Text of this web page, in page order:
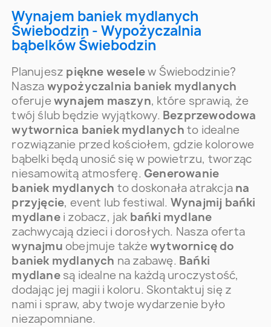
Wynajem baniek mydlanych
Świebodzin - Wypożyczalnia
bąbelków Świebodzin
Planujesz piękne weselew Świebodzinie?
Nasza wypożyczalnia baniek mydlanych
oferujewynajem maszyn, które sprawią, że
twój ślub będzie wyjątkowy. Bezprzewodowa
wytwornica baniek mydlanych to idealne
rozwiązanie przed kościołem, gdzie kolorowe
bąbelki będą unosić się w powietrzu, tworząc
niesamowitą atmosferę.Generowanie
baniek mydlanych to doskonała atrakcja na
przyjęcie, event lub festiwal. Wynajmij bańki
mydlanei zobacz, jak bańki mydlane
zachwycają dzieci i dorosłych. Nasza oferta
wynajmu obejmuje takżewytwornicę do
baniek mydlanych na zabawę. Bańki
mydlanesą idealne na każdą uroczystość,
dodając jej magii i koloru. Skontaktuj się z
nami i spraw, aby twoje wydarzenie było
niezapomniane.